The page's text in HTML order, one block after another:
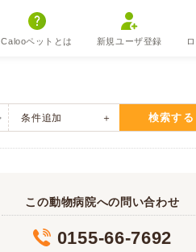
Calooペットとは 新規ユーザ登録
条件追加 検索する
この動物病院への問い合わせ
0155-66-7692